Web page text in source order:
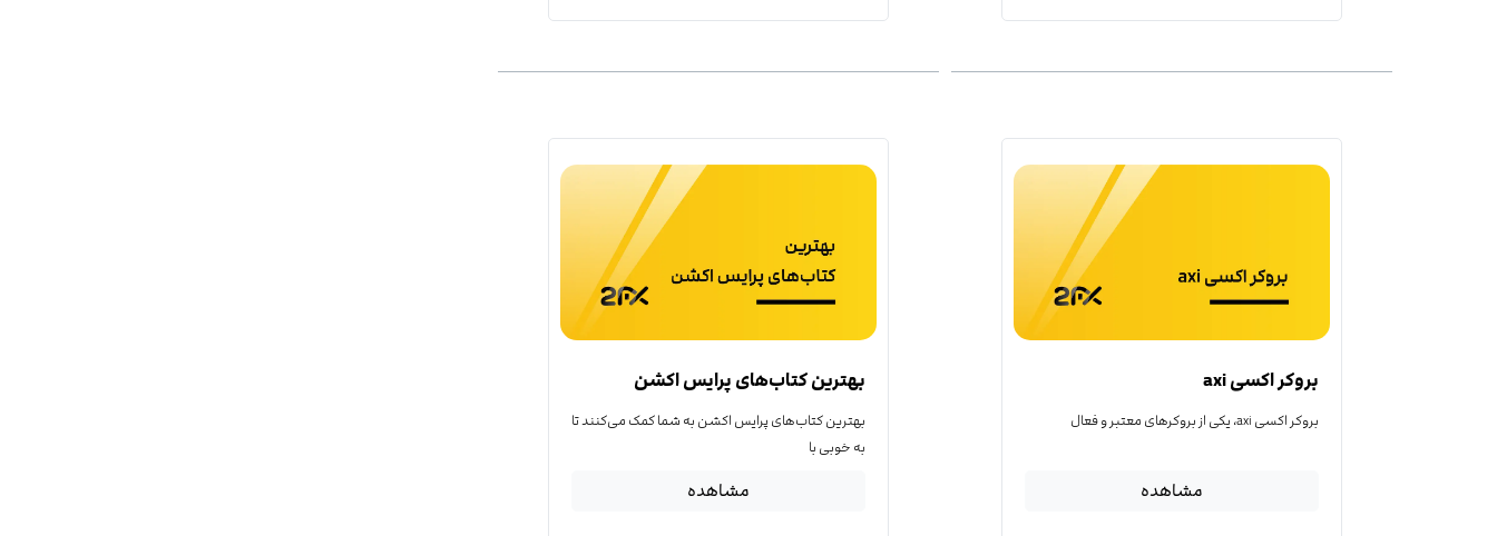
بروکر اکسی axi
بروکر اکسی axi، یکی از بروکرهای معتبر و فعال
مشاهده
بهترین کتاب‌‌های پرایس اکشن
بهترین کتاب‌‌های پرایس اکشن به شما کمک می‌کنند تا
به خوبی با
مشاهده